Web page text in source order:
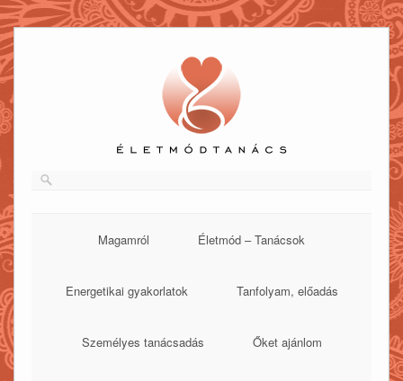
Magamról Életmód – Tanácsok
Energetikai gyakorlatok Tanfolyam, előadás
Személyes tanácsadás Őket ajánlom